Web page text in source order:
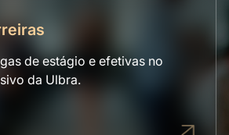
de estágio e efetivas no
da Ulbra.